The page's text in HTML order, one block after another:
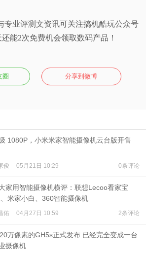
专业评测文资讯可关注搞机酷玩公众号
还能2次免费机会领取数码产品！
圈 分享到微博
1080P，小米米家智能摄像机云台版开售
俊 05月21日 10:29 0条评论
家用智能摄像机横评：联想Lecoo看家宝
米家小白、360智能摄像机
佑 04月27日 10:59 2条评论
万像素的GH5s正式发布 已经完全变成一台
摄像机